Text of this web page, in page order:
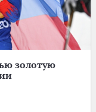
золотую